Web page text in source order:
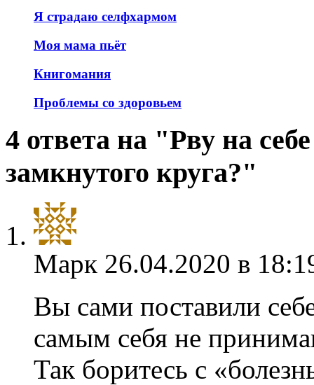
Я страдаю селфхармом
Моя мама пьёт
Книгомания
Проблемы со здоровьем
4 ответа на "Рву на
замкнутого круга?"
Марк 26.04.2020 в
Вы сами поставили
самым себя не
Так боритесь с